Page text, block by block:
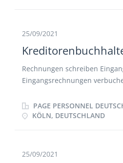
verschiedenen Aufgaben
25/09/2021
Rechnungen schreiben
Eingangsrechnungen
PAGE PERSONNEL
KÖLN, DEUTSCHLAND
25/09/2021